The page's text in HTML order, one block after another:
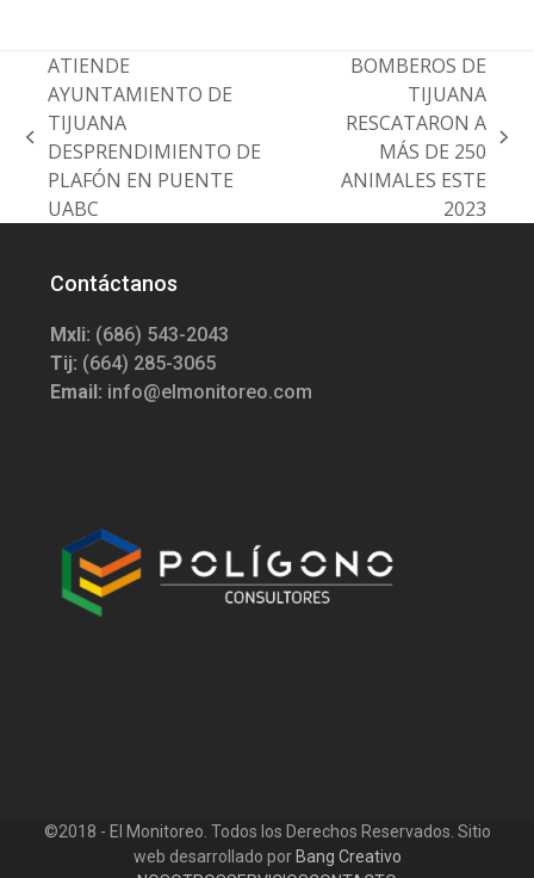
previous
post:
ATIENDE
AYUNTAMIENTO DE
TIJUANA
DESPRENDIMIENTO DE
PLAFÓN EN PUENTE
UABC
post:
BOMBEROS DE
TIJUANA
RESCATARON A
MÁS DE 250
ANIMALES ESTE
2023
Contáctanos
Mxli: (686) 543-2043
Tij: (664) 285-3065
Email: info@elmonitoreo.com
©2018 - El Monitoreo. Todos los Derechos Reservados. Sitio
web desarrollado por Bang Creativo